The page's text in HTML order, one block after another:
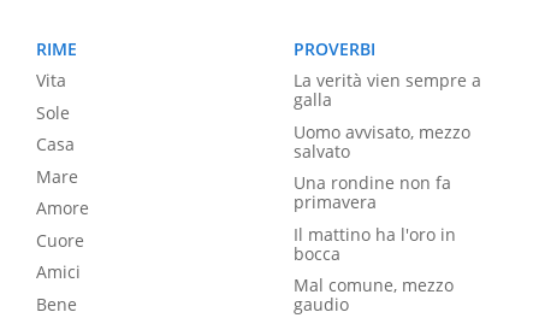
RIME
Vita
Sole
Casa
Mare
Amore
Cuore
Amici
Bene
PROVERBI
La verità vien sempre a
galla
Uomo avvisato, mezzo
salvato
Una rondine non fa
primavera
Il mattino ha l'oro in
bocca
Mal comune, mezzo
gaudio